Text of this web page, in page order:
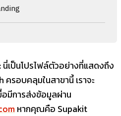
นี่เป็นโปรไฟล์ตัวอย่างที่แสดงถึง
ครอบคลุมในสาขานี้ เราจะ
มีการส่งข้อมูลผ่าน
หากคุณคือ Supakit